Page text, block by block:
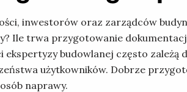
inwestorów oraz zarządców
Ile trwa przygotowanie
ekspertyzy budowlanej często
użytkowników. Dobrze
naprawy.